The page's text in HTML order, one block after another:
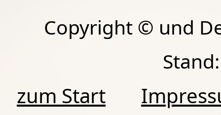
Copyright © und
zum Start